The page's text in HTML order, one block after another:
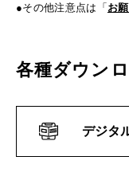
●その他注意点は「お
各種ダウン
デジタ